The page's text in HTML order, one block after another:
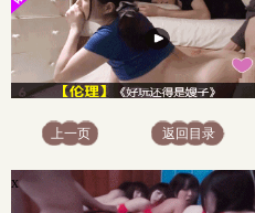
上一页 返回目录
x